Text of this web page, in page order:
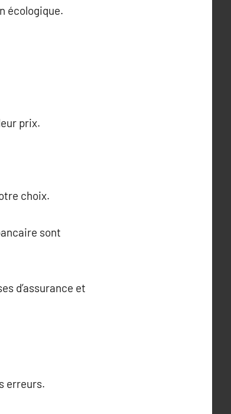
écologique.
prix.
choix.
sont
d’assurance et
erreurs.